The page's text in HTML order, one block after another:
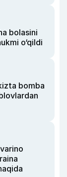
bolasini
o‘qildi
bomba